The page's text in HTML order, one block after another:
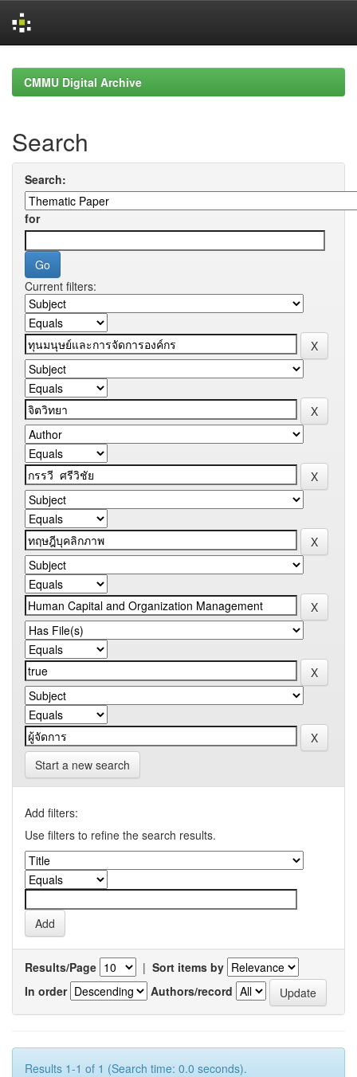
navigationCMMU Digital Archive
Search
Search:
for
Current filters:
Start a new search
Add filters:
Use filters to refine the search results.
Results/Page | Sort items by
In order
Authors/record
Results 1-1 of 1 (Search time: 0.0 seconds).